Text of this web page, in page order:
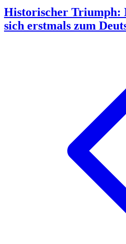
Historischer Triumph:
sich erstmals zum